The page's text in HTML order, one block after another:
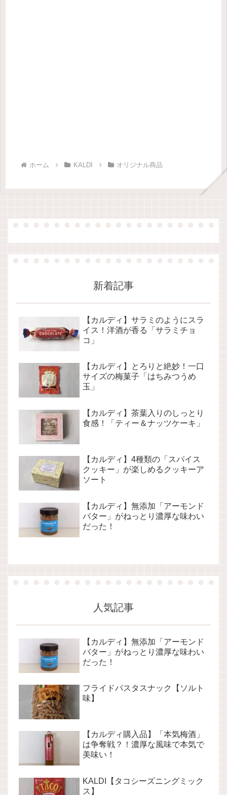
ホーム KALDI オリジナル商品
新着記事
【カルディ】サラミのようにスラ
イス！洋酒が香る「サラミチョ
コ」
【カルディ】とろりと絶妙！一口
サイズの梅菓子「はちみつうめ
玉」
【カルディ】茶葉入りのしっとり
食感！「ティー＆ナッツケーキ」
【カルディ】4種類の「スパイス
クッキー」が楽しめるクッキーア
ソート
【カルディ】無添加「アーモンド
バター」がねっとり濃厚な味わい
だった！
人気記事
【カルディ】無添加「アーモンド
バター」がねっとり濃厚な味わい
だった！
フライドパスタスナック【ソルト
味】
【カルディ購入品】「本気梅酒」
は争奪戦？！濃厚な風味で本気で
美味い！
KALDI【タコシーズニングミック
ス】